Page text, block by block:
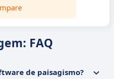
FAQ
de paisagismo?